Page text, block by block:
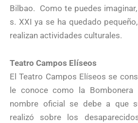
Bilbao. Como te puedes
s. XXI ya se ha quedado
realizan actividades culturales.
Teatro Campos Elíseos
El Teatro Campos Elíseos se
le conoce como la Bombonera
nombre oficial se debe a que
realizó sobre los